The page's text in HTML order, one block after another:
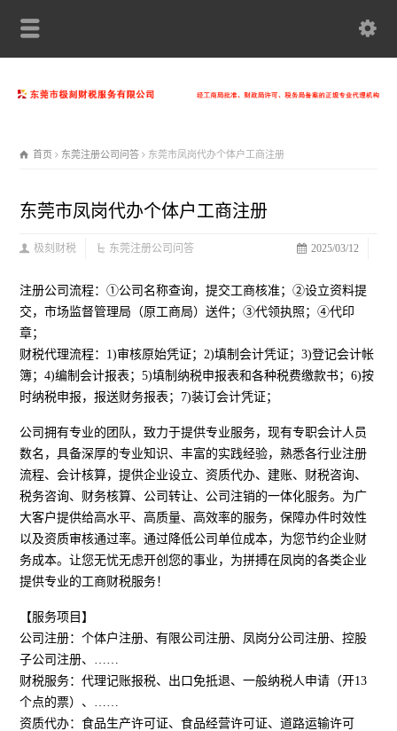
首页 东莞注册公司问答 东莞市凤岗代办个体户工商注册
东莞市凤岗代办个体户工商注册
2025/03/12
极刻财税 东莞注册公司问答
注册公司流程：①公司名称查询，提交工商核准；②设立资料提
交，市场监督管理局（原工商局）送件；③代领执照；④代印
章；
财税代理流程：1)审核原始凭证；2)填制会计凭证；3)登记会计帐
簿；4)编制会计报表；5)填制纳税申报表和各种税费缴款书；6)按
时纳税申报，报送财务报表；7)装订会计凭证；
公司拥有专业的团队，致力于提供专业服务，现有专职会计人员
数名，具备深厚的专业知识、丰富的实践经验，熟悉各行业注册
流程、会计核算，提供企业设立、资质代办、建账、财税咨询、
税务咨询、财务核算、公司转让、公司注销的一体化服务。为广
大客户提供给高水平、高质量、高效率的服务，保障办件时效性
以及资质审核通过率。通过降低公司单位成本，为您节约企业财
务成本。让您无忧无虑开创您的事业，为拼搏在凤岗的各类企业
提供专业的工商财税服务！
【服务项目】
公司注册：个体户注册、有限公司注册、凤岗分公司注册、控股
子公司注册、……
财税服务：代理记账报税、出口免抵退、一般纳税人申请（开13
个点的票）、……
资质代办：食品生产许可证、食品经营许可证、道路运输许可